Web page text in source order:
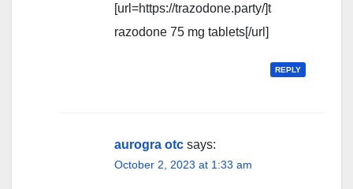
[url=https://trazodone.party/]t
razodone 75 mg tablets[/url]
REPLY
aurogra otc says:
October 2, 2023 at 1:33 am